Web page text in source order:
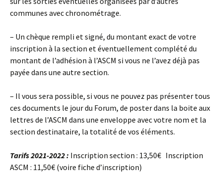
communes avec chronométrage.
– Un chèque rempli et signé, du montant exact de votre
inscription à la section et éventuellement complété du
montant de l’adhésion à l’ASCM si vous ne l’avez déjà pas
payée dans une autre section.
– Il vous sera possible, si vous ne pouvez pas présenter tous
ces documents le jour du Forum, de poster dans la boite aux
lettres de l’ASCM dans une enveloppe avec votre nom et la
section destinataire, la totalité de vos éléments.
Tarifs 2021-2022 : Inscription section : 13,50€ Inscription
ASCM : 11,50€ (voire fiche d’inscription)